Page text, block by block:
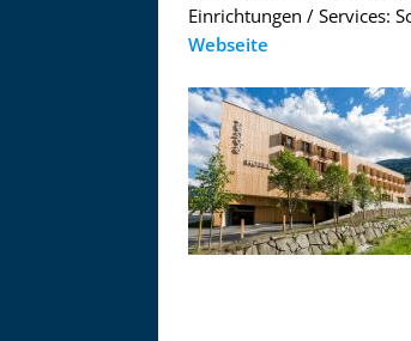
Einrichtungen / Services:
Webseite
Asitzbahn -
Schau Dir hier
an.